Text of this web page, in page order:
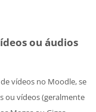
ou áudios
vídeos no Moodle, se
ou vídeos (geralmente